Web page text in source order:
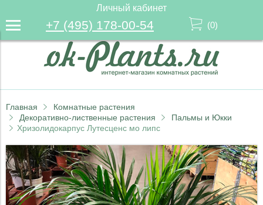
Личный кабинет
+7 (495) 178-00-54 (0)
Главная
Комнатные растения
Декоративно-лиственные растения
Пальмы и Юкки
Хризолидокарпус Лутесценс мо липс